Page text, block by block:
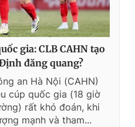
gia: CLB CAHN tạo
đăng quang?
an Hà Nội (CAHN)
cúp quốc gia (18 giờ
rất khó đoán, khi
mạnh và tham...